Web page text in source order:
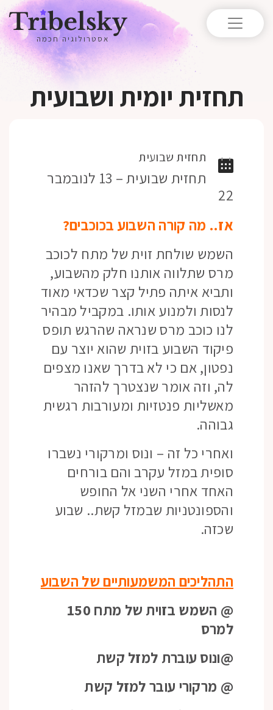
אסטרולוגיה חכמה
תחזית יומית ושבועית
תחזית שבועית
תחזית שבועית – 13 לנובמבר
22
אז.. מה קורה השבוע בכוכבים?
השמש שולחת זוית של מתח לכוכב
מרס שתלווה אותנו חלק מהשבוע,
ותביא איתה פתיל קצר שכדאי מאוד
לנסות ולמנוע אותו. במקביל מבהיר
לנו כוכב מרס שנראה שהרגש תופס
פיקוד השבוע בזוית שהוא יוצר עם
נפטון, אם כי לא בדרך שאנו מצפים
לה, וזה אומר שנצטרך להזהר
מאשליות פנטזיות ומעורבות רגשית
גבוהה.
ואחרי כל זה – ונוס ומרקורי נשברו
סופית במזל עקרב והם בורחים
האחד אחרי השני אל החופש
והספונטניות שבמזל קשת.. שבוע
שכזה.
התהליכים המשמעותיים של השבוע
@ השמש בזוית של מתח 150
למרס
@ונוס עוברת למזל קשת
@ מרקורי עובר למזל קשת